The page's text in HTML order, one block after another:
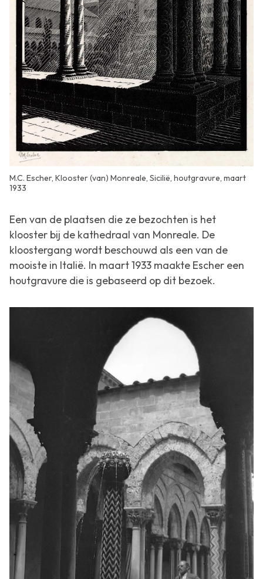
M.C. Escher, Klooster (van) Monreale, Sicilië, houtgravure, maart
1933
Een van de plaatsen die ze bezochten is het
klooster bij de kathedraal van Monreale. De
kloostergang wordt beschouwd als een van de
mooiste in Italië. In maart 1933 maakte Escher een
houtgravure die is gebaseerd op dit bezoek.